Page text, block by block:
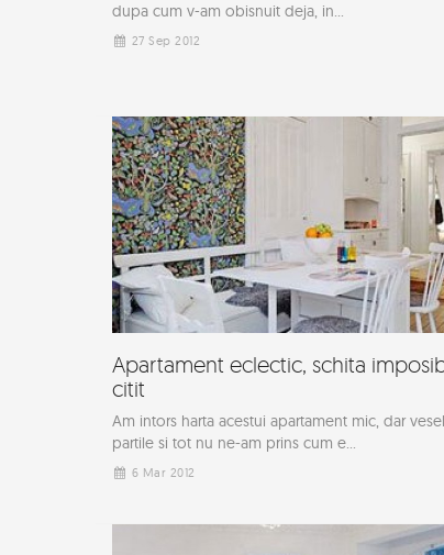
dupa cum v-am obisnuit deja, in...
27 Sep 2012
Apartament eclectic, schita
citit
Am intors harta acestui apartament mic, dar
partile si tot nu ne-am prins cum e...
6 Mar 2012